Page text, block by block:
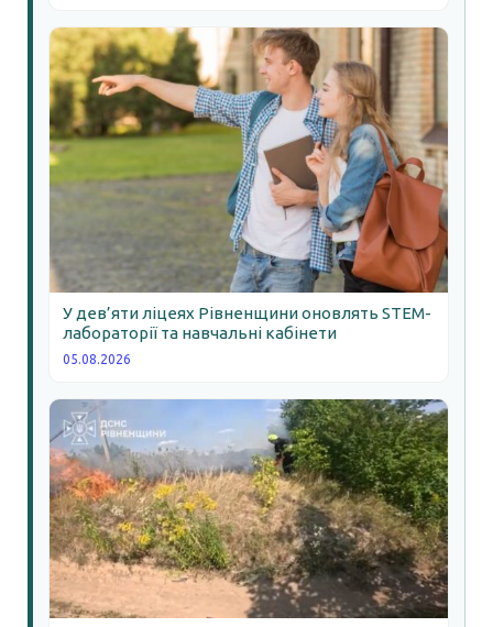
У дев’яти ліцеях Рівненщини оновлять STEM-
лабораторії та навчальні кабінети
05.08.2026